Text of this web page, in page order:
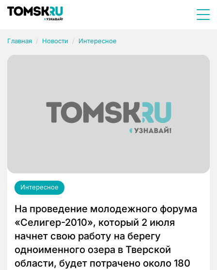
Главная Новости Интересное
Интересное
На проведение молодежного форума
«Селигер-2010», который 2 июля
начнет свою работу на берегу
одноименного озера в Тверской
области, будет потрачено около 180